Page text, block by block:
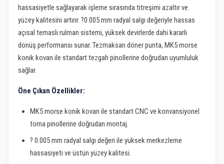
hassasiyetle sağlayarak işleme sırasında titreşimi azaltır ve
yüzey kalitesini artırır. ?0.005 mm radyal salgı değeriyle hassas
açısal temaslı rulman sistemi, yüksek devirlerde dahi kararlı
dönüş performansı sunar. Tezmaksan döner punta, MK5 morse
konik kovan ile standart tezgah pinollerine doğrudan uyumluluk
sağlar.
Öne Çıkan Özellikler:
MK5 morse konik kovan ile standart CNC ve konvansiyonel
torna pinollerine doğrudan montaj.
? 0.005 mm radyal salgı değeri ile yüksek merkezleme
hassasiyeti ve üstün yüzey kalitesi.